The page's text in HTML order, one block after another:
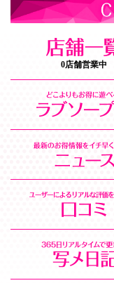
0店舗営業中